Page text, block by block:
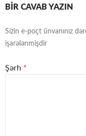
BIR CAVAB YAZIN
Sizin e-poçt ünvanınız
işarələnmişdir
Şərh *